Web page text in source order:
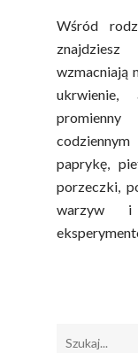
Wśród
wzmacniają
paprykę,
porzeczki,
warzyw